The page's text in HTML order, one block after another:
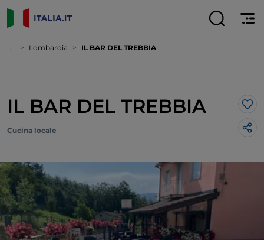
... Lombardia IL BAR DEL TREBBIA
IL BAR DEL TREBBIA
Cucina locale